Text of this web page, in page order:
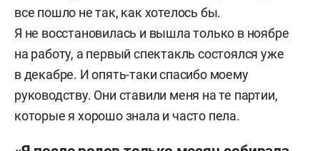
все пошло не так, как хотелось бы.
Я не восстановилась и вышла только в ноябре
на работу, а первый спектакль состоялся уже
в декабре. И опять-таки спасибо моему
руководству. Они ставили меня на те партии,
которые я хорошо знала и часто пела.